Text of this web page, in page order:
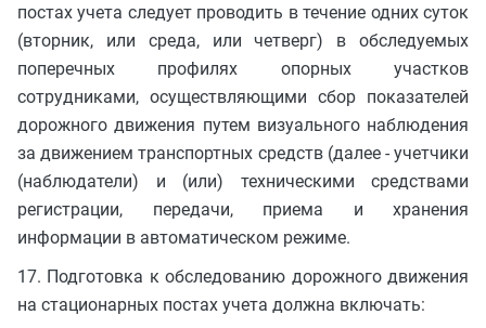
постах учета следует проводить в течение одних суток
(вторник, или среда, или четверг) в обследуемых
поперечных профилях опорных участков
сотрудниками, осуществляющими сбор показателей
дорожного движения путем визуального наблюдения
за движением транспортных средств (далее - учетчики
(наблюдатели) и (или) техническими средствами
регистрации, передачи, приема и хранения
информации в автоматическом режиме.
17. Подготовка к обследованию дорожного движения
на стационарных постах учета должна включать: